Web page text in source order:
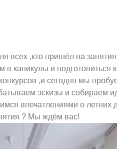
всех ,кто пришёл на
каникулы и подготовиться
,и сегодня мы
эскизы и собираем
впечатлениями о летних
? Мы ждём вас!